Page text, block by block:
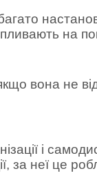
на
вона не
і
за неї це